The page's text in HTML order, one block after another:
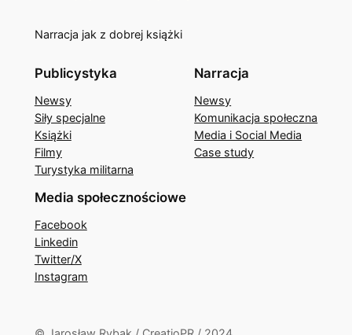
Narracja jak z dobrej książki
Publicystyka
Newsy
Siły specjalne
Książki
Filmy
Turystyka militarna
Narracja
Newsy
Komunikacja społeczna
Media i Social Media
Case study
Media społecznościowe
Facebook
Linkedin
Twitter/X
Instagram